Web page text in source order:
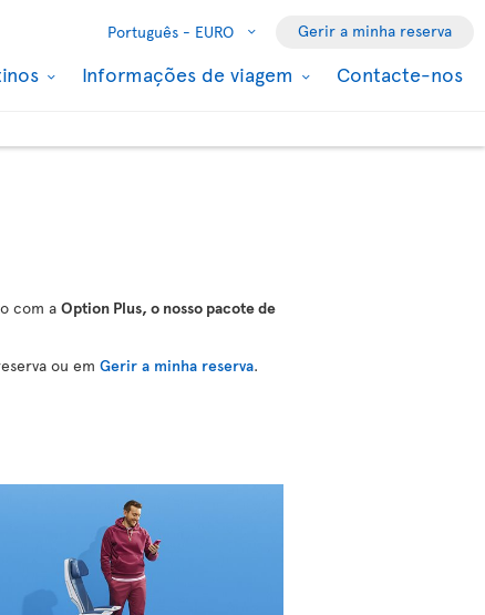
Português - EURO Gerir a minha reserva
Informações de viagem Contacte-nos
com a Option Plus, o nosso pacote de
ou em Gerir a minha reserva.